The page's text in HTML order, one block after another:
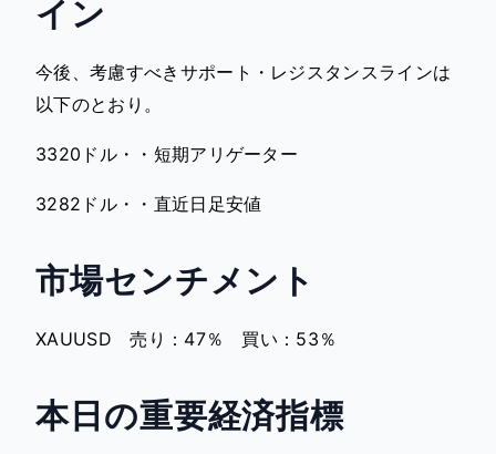
イン
今後、考慮すべきサポート・レジスタンスラインは
以下のとおり。
3320ドル・・短期アリゲーター
3282ドル・・直近日足安値
市場センチメント
XAUUSD 売り：47％ 買い：53％
本日の重要経済指標